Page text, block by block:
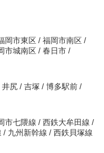
岡市東区 / 福岡市南区 /
市城南区 / 春日市 /
井尻 / 吉塚 / 博多駅前 /
市七隈線 / 西鉄大牟田線 /
/ 九州新幹線 / 西鉄貝塚線